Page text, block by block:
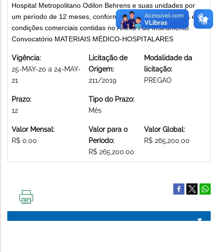
Hospital Metropolitano Odilon Behrens e suas unidades por
um período de 12 meses, conforme especificação técnica e
condições comerciais contidas no Anexo I do Instrumento
Convocatório MATERIAIS MÉDICO-HOSPITALARES
Vigência:
25-MAY-20 a 24-MAY-
21
Licitação de
Origem:
211/2019
Modalidade da
licitação:
PREGAO
Prazo:
12
Tipo do Prazo:
Mês
Valor Mensal:
R$ 0.00
Valor para o
Período:
R$ 265,200.00
Valor Global:
R$ 265,200.00
PÁGINA